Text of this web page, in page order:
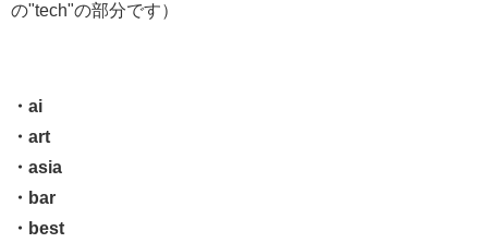
の"tech"の部分です）
・ai
・art
・asia
・bar
・best